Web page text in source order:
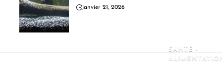
janvier 21, 2026
SANTÉ -